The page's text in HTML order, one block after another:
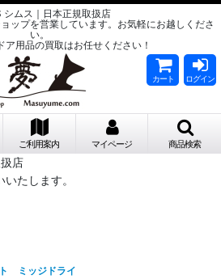
シムス｜日本正規取扱店
ップを営業しています。お気軽にお越しくださ
い。
ア用品の買取はお任せください！
カート ログイン
ご利用案内 マイページ 商品検索
店
たします。
ミッジドライ